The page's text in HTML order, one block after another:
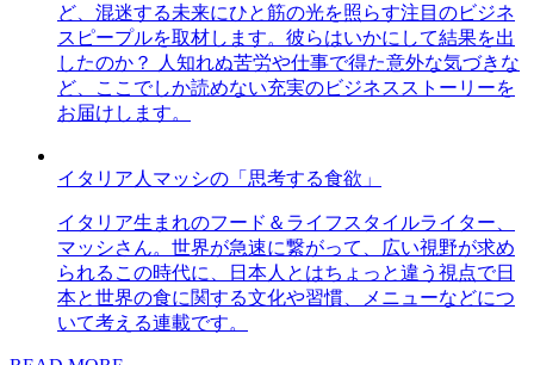
ど、混迷する未来にひと筋の光を照らす注目のビジネ
スピープルを取材します。彼らはいかにして結果を出
したのか？ 人知れぬ苦労や仕事で得た意外な気づきな
ど、ここでしか読めない充実のビジネスストーリーを
お届けします。
イタリア人マッシの「思考する食欲」
イタリア生まれのフード＆ライフスタイルライター、
マッシさん。世界が急速に繋がって、広い視野が求め
られるこの時代に、日本人とはちょっと違う視点で日
本と世界の食に関する文化や習慣、メニューなどにつ
いて考える連載です。